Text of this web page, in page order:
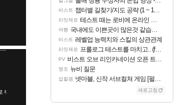
비스트 챕터별 길찾기/지도 공략 (1 ~ 12장)
리밋제로 테스트 때는 로비에 온라인 기능이 있는데
여행 국내에도 이쁜곳이 많은것 같습니다
비스트 레벨업 능력치와 스킬의 상관관계
리밋제로 프롤로그 테스트를 마치고.. (feat. 리아)
PV 비스트 오브 리인카네이션 오픈 트레일러
명조 뉴비 질문
섭컬겜 넷마블, 신작 서브컬쳐 게임 [펄 인 블루] 티저 사이트 오픈
새로고침